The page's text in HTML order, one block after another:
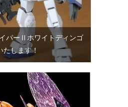
パーⅡホワイトディンゴ
たします！